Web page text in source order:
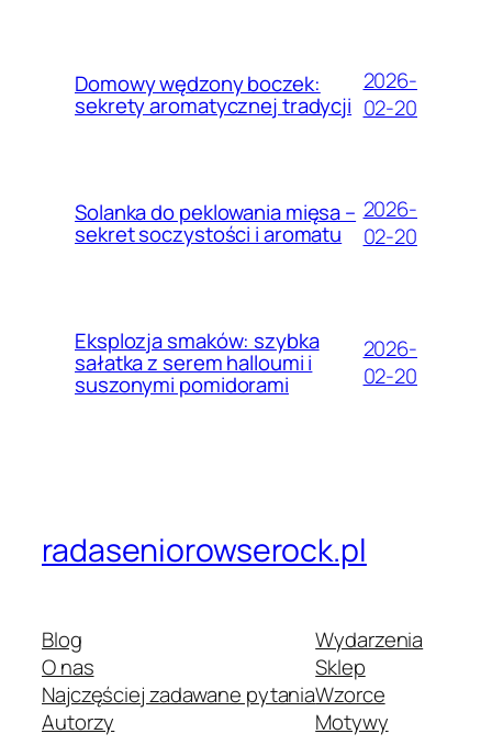
Domowy wędzony boczek:
sekrety aromatycznej tradycji
2026-
02-20
Solanka do peklowania mięsa –
sekret soczystości i aromatu
2026-
02-20
Eksplozja smaków: szybka
sałatka z serem halloumi i
suszonymi pomidorami
2026-
02-20
radaseniorowserock.pl
Blog
O nas
Najczęściej zadawane pytania
Autorzy
Wydarzenia
Sklep
Wzorce
Motywy